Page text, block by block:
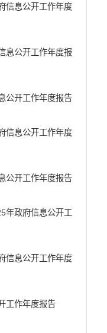
信息公开工作年度
息公开工作年度报
公开工作年度报告
信息公开工作年度
公开工作年度报告
年政府信息公开工
信息公开工作年度
工作年度报告